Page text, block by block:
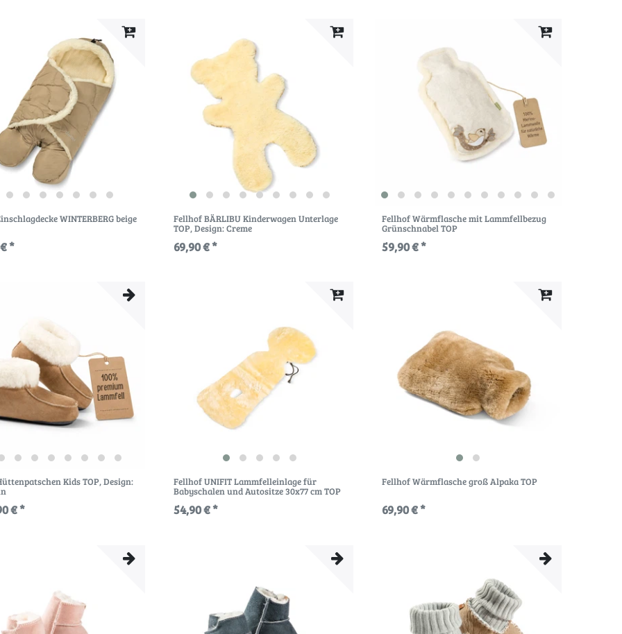
WINTERBERG beige
*
Fellhof BÄRLIBU Kinderwagen Unterlage
TOP, Design: Creme
69,90 € *
Fellhof Wärmflasche mit Lammfellbezug
Grünschnabel TOP
59,90 € *
Kids TOP, Design:
€ *
Fellhof UNIFIT Lammfelleinlage für
Babyschalen und Autositze 30x77 cm TOP
54,90 € *
Fellhof Wärmflasche groß Alpaka TOP
69,90 € *